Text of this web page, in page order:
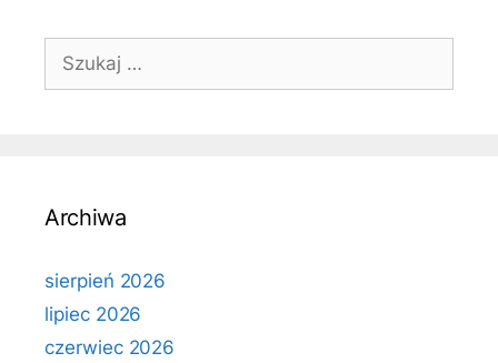
Szukaj:
Archiwa
sierpień 2026
lipiec 2026
czerwiec 2026